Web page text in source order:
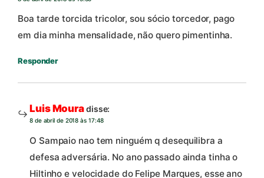
Boa tarde torcida tricolor, sou sócio torcedor, pago
em dia minha mensalidade, não quero pimentinha.
Responder
Luis Mouradisse:
8 de abril de 2018 às 17:48
O Sampaio nao tem ninguém q desequilibra a
defesa adversária. No ano passado ainda tinha o
Hiltinho e velocidade do Felipe Marques, esse ano